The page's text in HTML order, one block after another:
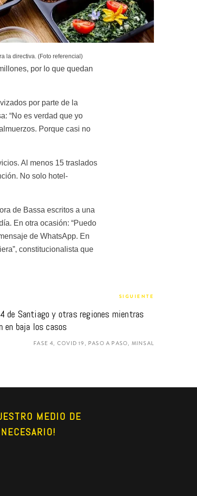
la directiva. (Foto referencial)
por lo que quedan
por parte de la
“No es verdad que yo
Porque casi no
Al menos 15 traslados
No solo hotel-
de Bassa escritos a una
En otra ocasión: “Puedo
de WhatsApp. En
constitucionalista que
SIGUIENTE
de Santiago y otras regiones mientras
en baja los casos
FASE 4, COVID 19, PASO A PASO, MINSAL
MEDIO DE